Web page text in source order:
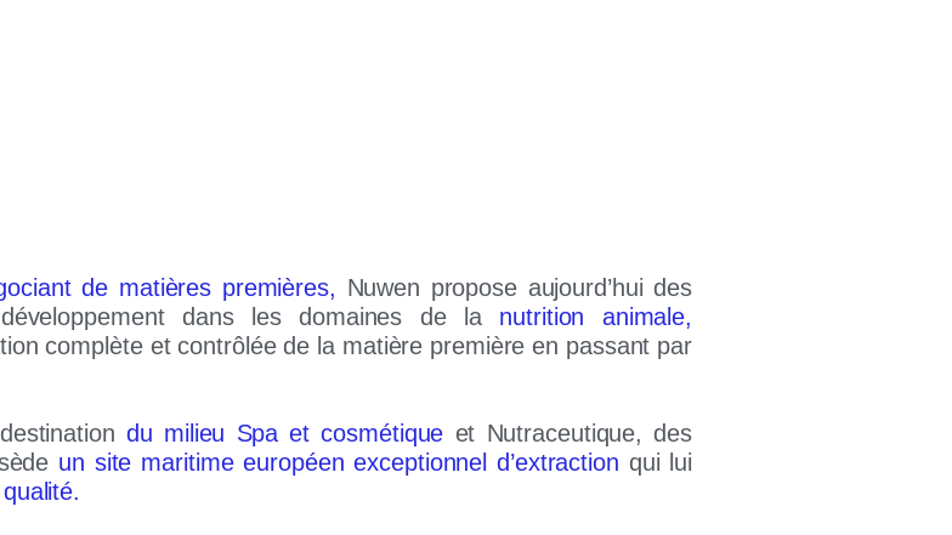
de matières premières, Nuwen propose aujourd’hui des
dans les domaines de la nutrition animale,
complète et contrôlée de la matière première en passant par
du milieu Spa et cosmétique et Nutraceutique, des
un site maritime européen exceptionnel d’extraction qui lui